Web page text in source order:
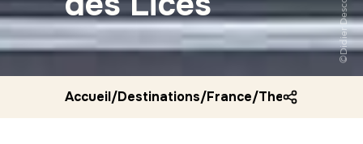
Accueil/Destinations/France/Theatre